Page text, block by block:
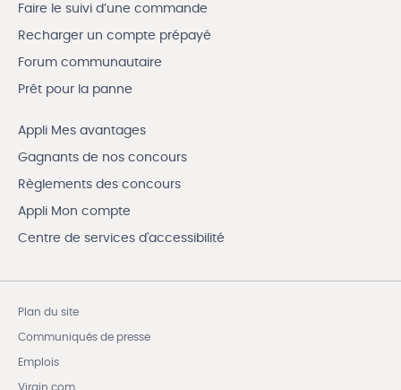
Faire le suivi d’une commande
Recharger un compte prépayé
Forum communautaire
Prêt pour la panne
Appli Mes avantages
Gagnants de nos concours
Règlements des concours
Appli Mon compte
Centre de services d'accessibilité
Plan du site
Communiqués de presse
Emplois
Virgin.com